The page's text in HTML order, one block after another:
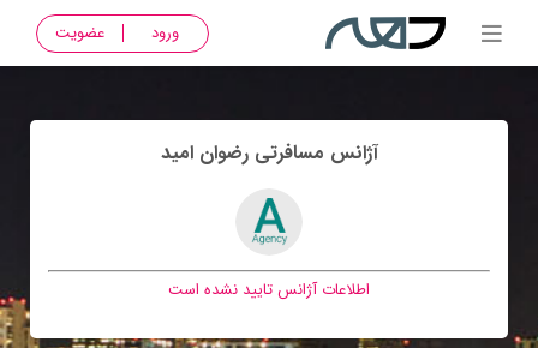
ورود عضویت
آژانس مسافرتی رضوان اميد
اطلاعات آژانس تایید نشده است